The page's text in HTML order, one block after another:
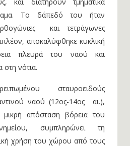
Το δάπεδό του ήταν
και τετράγωνες
αποκαλύφθηκε κυκλική
πλευρά του ναού και
στη νότια.
σταυροειδούς
ναού (12ος-14ος αι.),
μικρή απόσταση βόρεια του
συμπληρώνει τη
χρήση του χώρου από τους